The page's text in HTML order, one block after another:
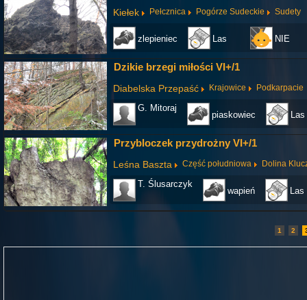
Kiełek Pełcznica Pogórze Sudeckie Sudety
zlepieniec Las NIE
Dzikie brzegi miłości VI+/1
Diabelska Przepaść Krajowice Podkarpacie
G. Mitoraj
piaskowiec Las
Przybloczek przydrożny VI+/1
Leśna Baszta Część południowa Dolina
T. Ślusarczyk
wapień Las
1 2